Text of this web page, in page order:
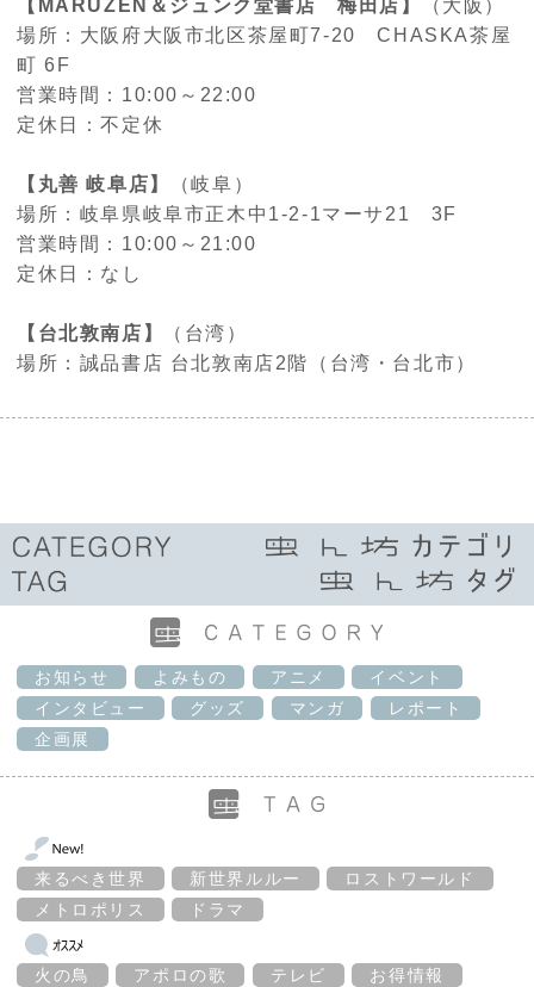
【 MARUZEN ＆ジュンク堂書店 梅田店】
（大阪）
場所：大阪府大阪市北区茶屋町7-20 CHASKA茶屋
町 6F
営業時間： 10:00 ～ 22:00
定休日：不定休
【丸善岐阜店】
（岐阜）
場所：岐阜県岐阜市正木中 1-2-1マーサ 21
3F
営業時間： 10:00 ～ 21:00
定休日：なし
【台北敦南店】
（台湾）
場所：誠品書店 台北敦南店2 階（台湾・台北市）
お知らせ よみもの アニメ
イベント
インタビュー
グッズ マンガ
レポート
企画展
来るべき世界 新世界ルルー
ロストワールド
メトロポリス
ドラマ
火の鳥 アポロの歌 テレビ お得情報